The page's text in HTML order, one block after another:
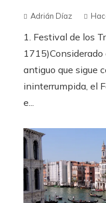
Adrián Díaz
1. Festival de los
antiguo que sigue
ininterrumpida, el
e...